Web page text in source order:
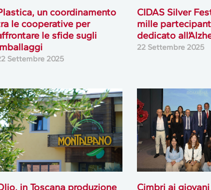
un coordinamento
le cooperative per
le sfide sugli
Settembre 2025
CIDAS Silver
mille
dedicato
22 Settembre 2025
in Toscana produzione
Cimbri ai giovani